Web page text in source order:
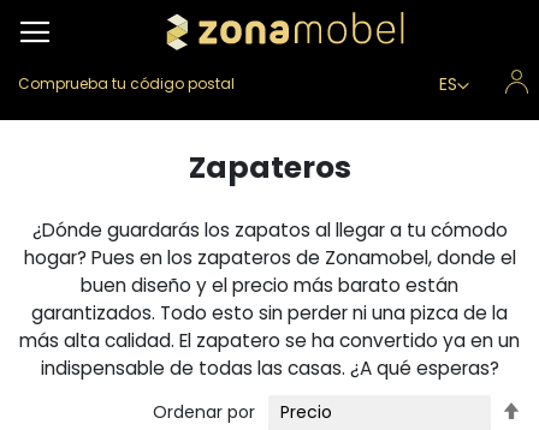
Comprueba tu código postal Lenguaje
ES
Zapateros
¿Dónde guardarás los zapatos al llegar a tu cómodo
hogar? Pues en los zapateros de Zonamobel, donde el
buen diseño y el precio más barato están
garantizados. Todo esto sin perder ni una pizca de la
más alta calidad. El zapatero se ha convertido ya en un
indispensable de todas las casas. ¿A qué esperas?
Ordenar por